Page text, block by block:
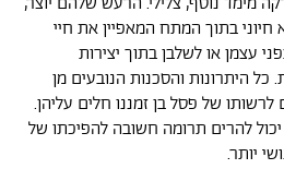
בתוך המתח המאפיין את חיי
עצמן או לשלבן בתוך יצירות
כל היתרונות והסכנות הנובעים מן
של פסל בן זמננו חלים עליהן.
להרים תרומה חשובה להפיכתו של
יותר.